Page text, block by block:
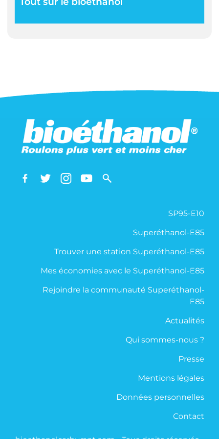
SP95-E10
Superéthanol-E85
Trouver une station Superéthanol-E85
Mes économies avec le Superéthanol-E85
Rejoindre la communauté Superéthanol-
E85
Actualités
Qui sommes-nous ?
Presse
Mentions légales
Données personnelles
Contact